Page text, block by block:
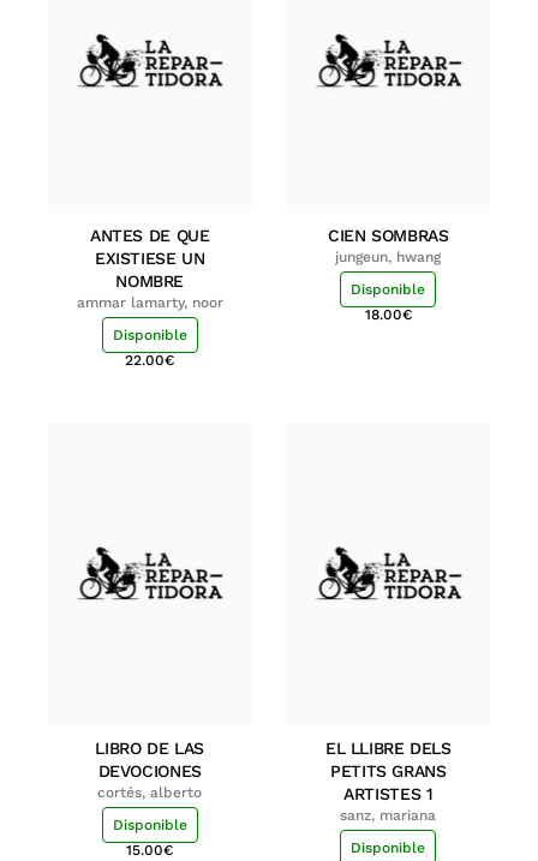
ANTES DE QUE
EXISTIESE UN
NOMBRE
ammar lamarty, noor
Disponible
22.00€
CIEN SOMBRAS
jungeun, hwang
Disponible
18.00€
LIBRO DE LAS
DEVOCIONES
cortés, alberto
Disponible
15.00€
EL LLIBRE DELS
PETITS GRANS
ARTISTES 1
sanz, mariana
Disponible